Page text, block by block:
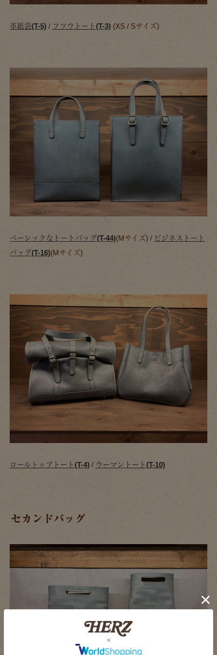
革紙袋(T-5) / フツウトート(T-3) (XS / Sサイズ)
ベーシックなトートバッグ(T-44)(Mサイズ) / ビジネストート
バッグ(T-16)(Mサイズ)
ロールトップトート(T-4) / ウーマントート(T-10)
セカンドバッグ